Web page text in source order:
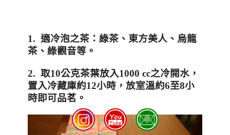
1. 適冷泡之茶：綠茶、東方美人、烏龍
茶、綠觀音等。
2. 取10公克茶葉放入1000 cc之冷開水，
置入冷藏庫約12小時，放室溫約6至8小
時即可品茗。